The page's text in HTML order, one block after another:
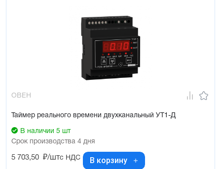
ОВЕН
Таймер реального времени двухканальный УТ1-Д
В наличии 5 шт
Срок производства 4 дня
5 703,50 ₽/штс НДС В корзину